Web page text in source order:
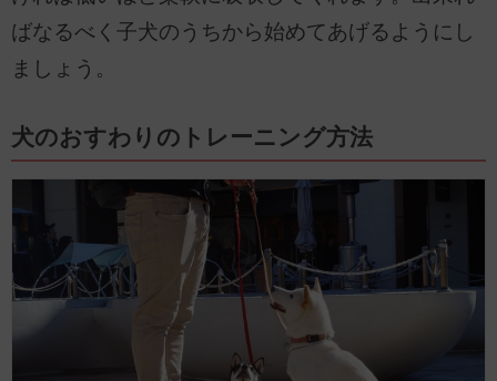
ばなるべく子犬のうちから始めてあげるようにし
ましょう。
犬のおすわりのトレーニング方法